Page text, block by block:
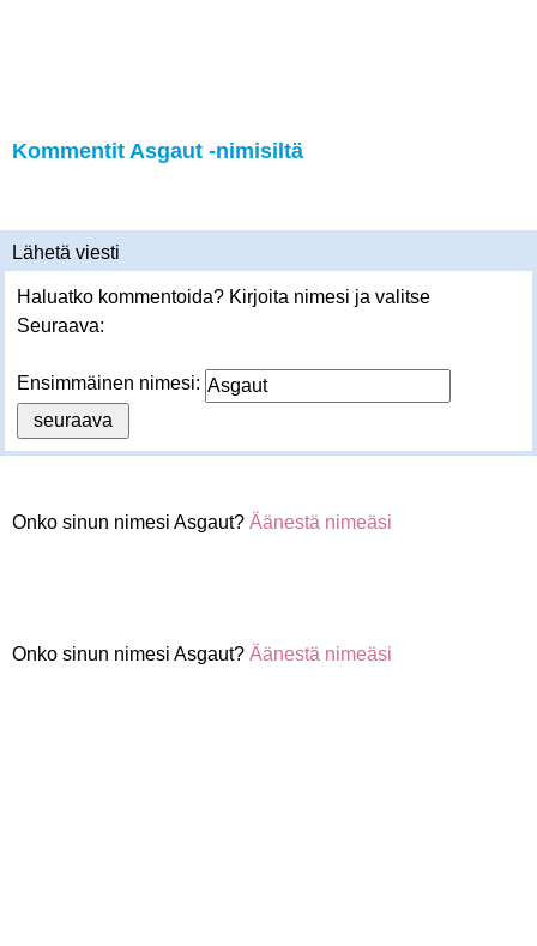
Kommentit Asgaut -nimisiltä
Lähetä viesti
Haluatko kommentoida? Kirjoita nimesi ja valitse
Seuraava:
Ensimmäinen nimesi:
Onko sinun nimesi Asgaut? Äänestä nimeäsi
Onko sinun nimesi Asgaut? Äänestä nimeäsi